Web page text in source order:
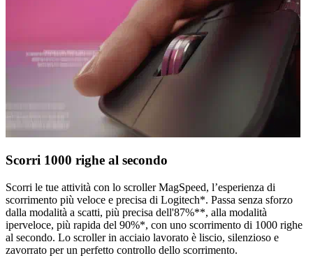
Scorri 1000 righe al secondo
Scorri le tue attività con lo scroller MagSpeed, l’esperienza di
scorrimento più veloce e precisa di Logitech*. Passa senza sforzo
dalla modalità a scatti, più precisa dell'87%**, alla modalità
iperveloce, più rapida del 90%*, con uno scorrimento di 1000 righe
al secondo. Lo scroller in acciaio lavorato è liscio, silenzioso e
zavorrato per un perfetto controllo dello scorrimento.